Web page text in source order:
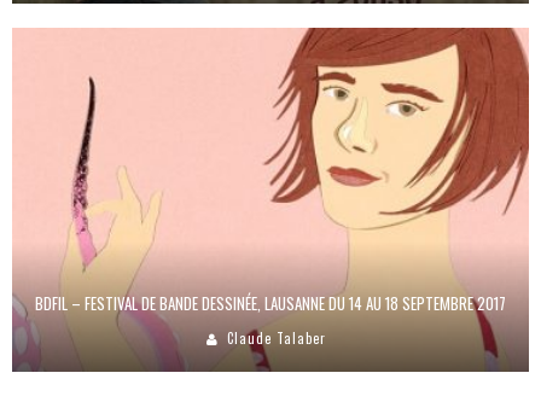
BDFIL – FESTIVAL DE BANDE DESSINÉE, LAUSANNE DU 14 AU 18 SEPTEMBRE 2017
Claude Talaber